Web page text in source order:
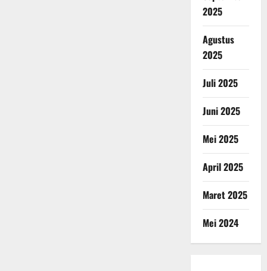
2025
Agustus
2025
Juli 2025
Juni 2025
Mei 2025
April 2025
Maret 2025
Mei 2024